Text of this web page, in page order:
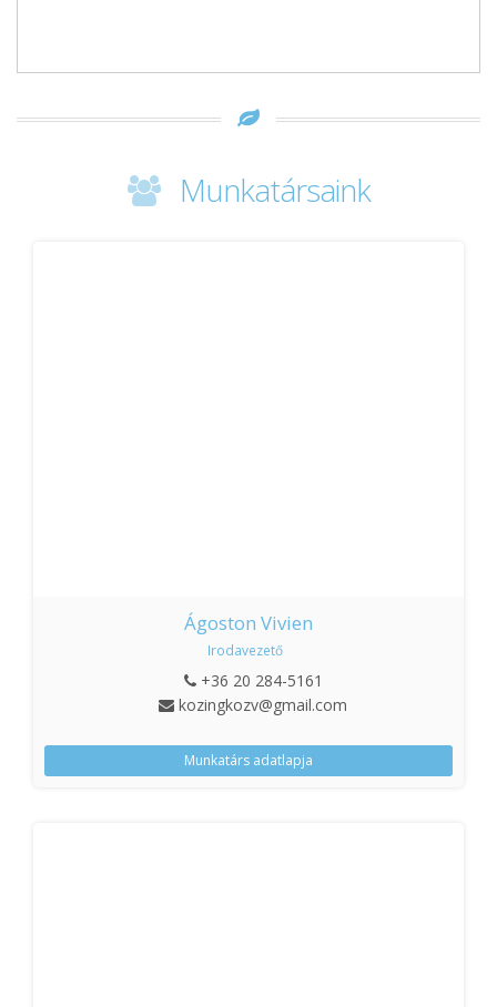
Munkatársaink
Ágoston Vivien
Irodavezető
+36 20 284-5161
kozingkozv@gmail.com
Munkatárs adatlapja